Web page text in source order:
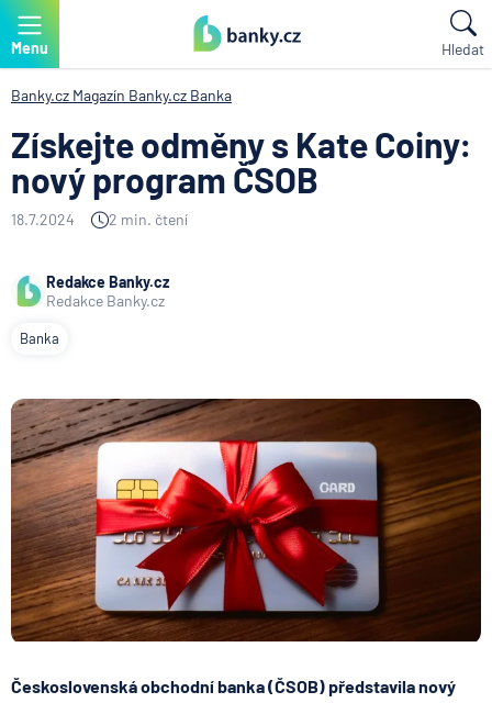
Menu Hledat
Banky.cz Magazín Banky.cz Banka
Získejte odměny s Kate Coiny:
nový program ČSOB
18.7.2024 2 min. čtení
Redakce Banky.cz
Redakce Banky.cz
Banka
Československá obchodní banka (ČSOB) představila nový